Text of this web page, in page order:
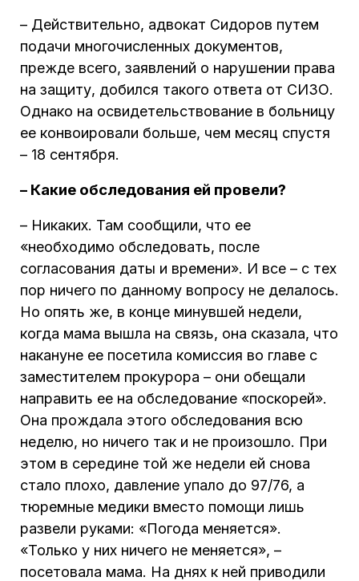
– Действительно, адвокат Сидоров путем
подачи многочисленных документов,
прежде всего, заявлений о нарушении права
на защиту, добился такого ответа от СИЗО.
Однако на освидетельствование в больницу
ее конвоировали больше, чем месяц спустя
– 18 сентября.
– Какие обследования ей провели?
– Никаких. Там сообщили, что ее
«необходимо обследовать, после
согласования даты и времени». И все – с тех
пор ничего по данному вопросу не делалось.
Но опять же, в конце минувшей недели,
когда мама вышла на связь, она сказала, что
накануне ее посетила комиссия во главе с
заместителем прокурора – они обещали
направить ее на обследование «поскорей».
Она прождала этого обследования всю
неделю, но ничего так и не произошло. При
этом в середине той же недели ей снова
стало плохо, давление упало до 97/76, а
тюремные медики вместо помощи лишь
развели руками: «Погода меняется».
«Только у них ничего не меняется», –
посетовала мама. На днях к ней приводили